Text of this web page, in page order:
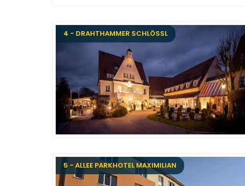
4 - DRAHTHAMMER SCHLÖSSL
5 - ALLEE PARKHOTEL MAXIMILIAN